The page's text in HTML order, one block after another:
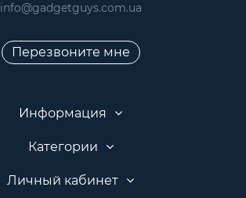
info@gadgetguys.com.ua
Перезвоните мне
Информация
Категории
Личный кабинет